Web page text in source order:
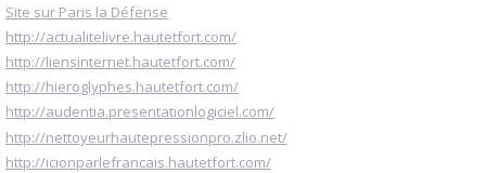
Site sur Paris la Défense
http://actualitelivre.hautetfort.com/
http://liensinternet.hautetfort.com/
http://hieroglyphes.hautetfort.com/
http://audentia.presentationlogiciel.com/
http://nettoyeurhautepressionpro.zlio.net/
http://icionparlefrancais.hautetfort.com/